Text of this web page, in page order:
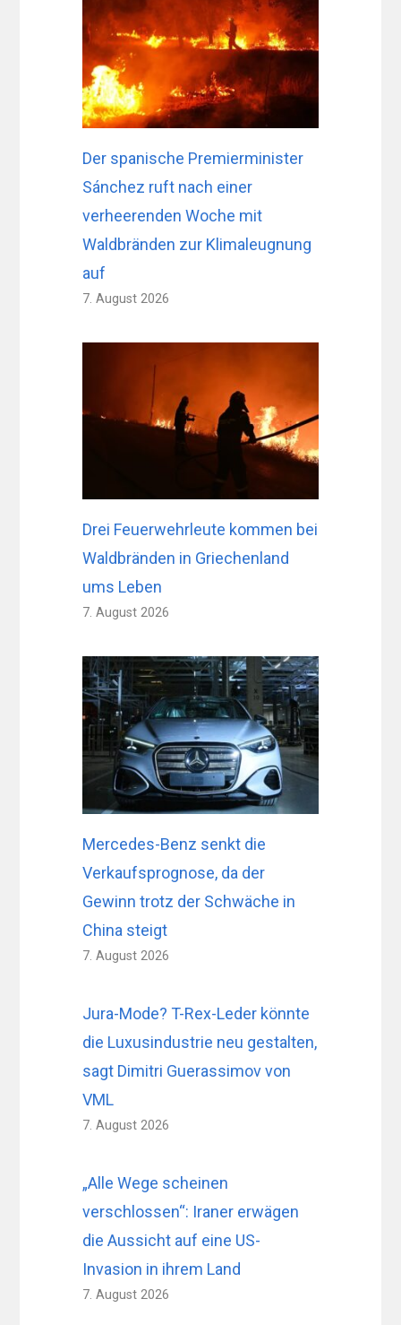
Der spanische Premierminister
Sánchez ruft nach einer
verheerenden Woche mit
Waldbränden zur Klimaleugnung
auf
7. August 2026
Drei Feuerwehrleute kommen bei
Waldbränden in Griechenland
ums Leben
7. August 2026
Mercedes-Benz senkt die
Verkaufsprognose, da der
Gewinn trotz der Schwäche in
China steigt
7. August 2026
Jura-Mode? T-Rex-Leder könnte
die Luxusindustrie neu gestalten,
sagt Dimitri Guerassimov von
VML
7. August 2026
„Alle Wege scheinen
verschlossen“: Iraner erwägen
die Aussicht auf eine US-
Invasion in ihrem Land
7. August 2026